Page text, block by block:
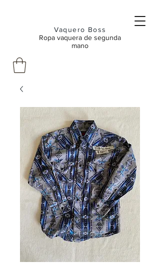
Vaquero Boss
Ropa vaquera de segunda
mano